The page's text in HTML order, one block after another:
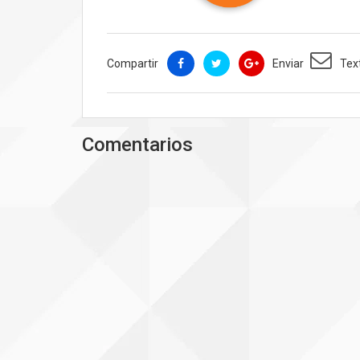
Compartir Enviar
Comentarios